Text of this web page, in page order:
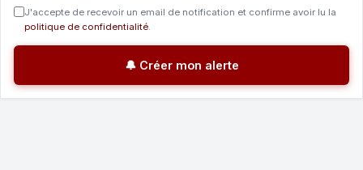
J'accepte de recevoir un email de notification et confirme avoir lu la
politique de confidentialité.
🔔 Créer mon alerte